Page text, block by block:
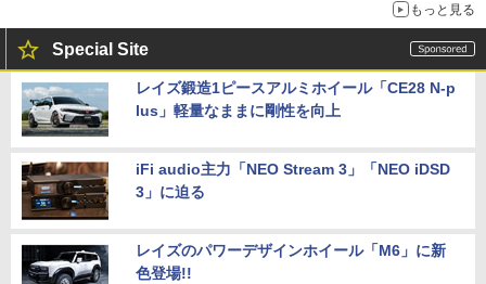
もっと見る
Special Site
レイズ鍛造1ピースアルミホイール「CE28 N-p
lus」軽量なままに剛性を向上
iFi audio主力「NEO Stream 3」「NEO iDSD
3」に迫る
レイズのパワーデザインホイール「M6」に新
色登場!!